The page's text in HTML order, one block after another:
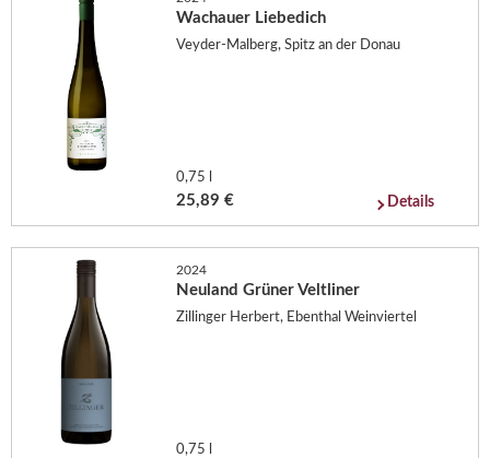
Wachauer Liebedich
Veyder-Malberg, Spitz an der Donau
0,75 l
25,89 € Details
2024
Neuland Grüner Veltliner
Zillinger Herbert, Ebenthal Weinviertel
0,75 l